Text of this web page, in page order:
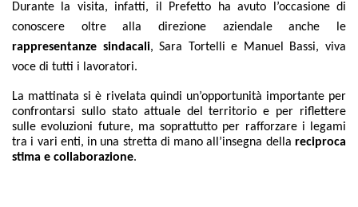
Durante la visita, infatti, il Prefetto ha avuto l’occasione di
conoscere oltre alla direzione aziendale anche le
rappresentanze sindacali, Sara Tortelli e Manuel Bassi, viva
voce di tutti i lavoratori.
La mattinata si è rivelata quindi un’opportunità importante per
confrontarsi sullo stato attuale del territorio e per riflettere
sulle evoluzioni future, ma soprattutto per rafforzare i legami
tra i vari enti, in una stretta di mano all’insegna della reciproca
stima e collaborazione.